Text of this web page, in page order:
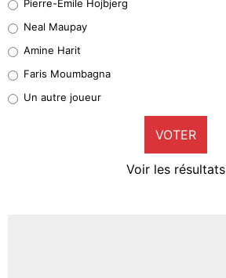
5%
1%
9%
Pierre-Emile Hojbjerg
Neal Maupay
Amine Harit
Faris Moumbagna
Un autre joueur
VOTER
Voir les résultats